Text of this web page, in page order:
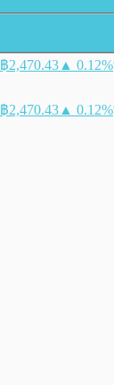
฿2,470.43 ▲ 0.12%
฿2,470.43 ▲ 0.12%